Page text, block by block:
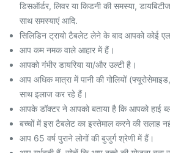
डिसऑर्डर, लिवर या किडनी की समस्या,
साथ समस्याएं आदि.
सिलिडिन ट्रायो टैबलेट लेने के बाद आपको कोई
आप कम नमक वाले आहार में हैं।
आपको गंभीर डायरिया या/और उल्टी है।
आप अधिक मात्रा में पानी की गोलियों
साथ इलाज कर रहे हैं।
आपके डॉक्टर ने आपको बताया है कि आपको हाई
बच्चों में इस टैबलेट का इस्तेमाल करने की सलाह
आप 65 वर्ष पुराने लोगों की बुजुर्ग श्रेणी में हैं।